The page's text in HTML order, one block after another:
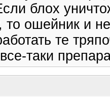
блох
то ошейник и
те
таки